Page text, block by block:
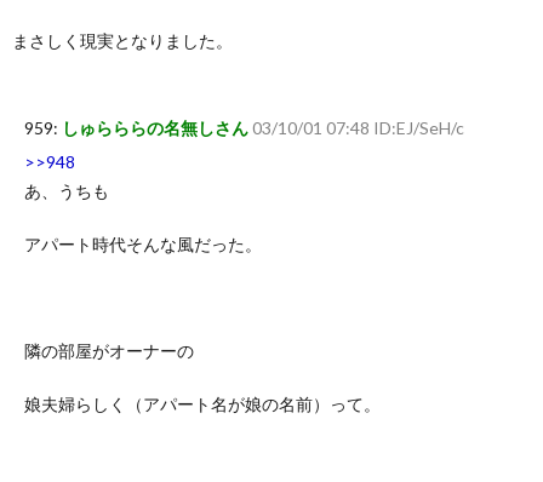
まさしく現実となりました。
959: しゅらららの名無しさん03/10/01 07:48 ID:EJ/SeH/c
>>948
あ、うちも
アパート時代そんな風だった。
隣の部屋がオーナーの
娘夫婦らしく（アパート名が娘の名前）って。